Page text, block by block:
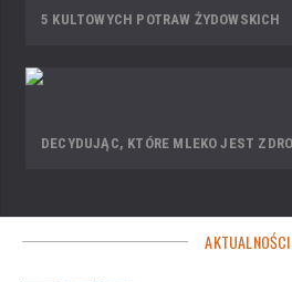
5 KULTOWYCH POTRAW ŻYDOWSKICH
DECYDUJĄC, KTÓRE MLEKO JEST
AKTUALNOŚCI